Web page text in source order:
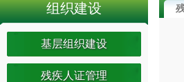
组织建设
基层组织建设
残疾人证管理